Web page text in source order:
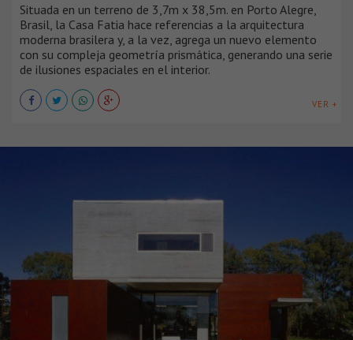
Situada en un terreno de 3,7m x 38,5m. en Porto Alegre,
Brasil, la Casa Fatia hace referencias a la arquitectura
moderna brasilera y, a la vez, agrega un nuevo elemento
con su compleja geometría prismática, generando una serie
de ilusiones espaciales en el interior.
VER +